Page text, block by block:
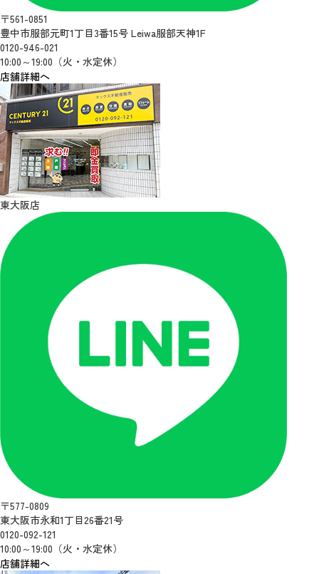
〒561-0851
豊中市服部元町1丁目3番15号 Leiwa服部天神1F
0120-946-021
10:00～19:00（火・水定休）
店舗詳細へ
東大阪店
〒577-0809
東大阪市永和1丁目26番21号
0120-092-121
10:00～19:00（火・水定休）
店舗詳細へ